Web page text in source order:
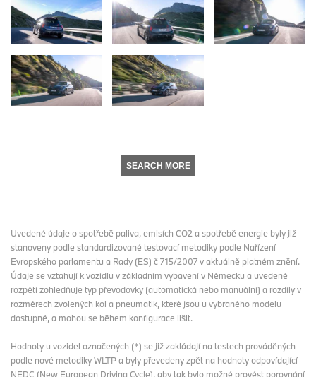
SEARCH MORE
Uvedené údaje o spotřebě paliva, emisích CO2 a spotřebě energie byly již
stanoveny podle standardizované testovací metodiky podle Nařízení
Evropského parlamentu a Rady (ES) č 715/2007 v aktuálně platném znění.
Údaje se vztahují k vozidlu v základním vybavení v Německu a uvedené
rozpětí zohledňuje typ převodovky (automatická nebo manuální) a rozdíly v
rozměrech zvolených kol a pneumatik, které jsou u vybraného modelu
dostupné, a mohou se během konfigurace lišit.
Hodnoty u vozidel označených (*) se již zakládají na testech prováděných
podle nové metodiky WLTP a byly převedeny zpět na hodnoty odpovídající
NEDC (New European Driving Cycle), aby tak bylo možné provést porovnání